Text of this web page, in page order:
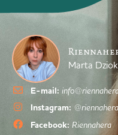
Marta
E-mail:
Instagram: @riennahera
Facebook: Riennahera